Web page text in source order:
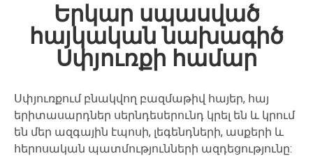
Երկար սպասված
հայկական նախագիծ
Սփյուռքի համար
Սփյուռքում բնակվող բազմաթիվ հայեր, հայ
երիտասարդներ սերնդեսերունդ կրել են և կրում
են մեր ազգային էպոսի, լեգենդների, ասքերի և
հերոսական պատմությունների ազդեցությունը: